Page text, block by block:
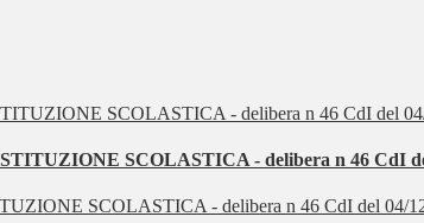
SCOLASTICA - delibera n 46 CdI
SCOLASTICA - delibera n 46 CdI del 04/